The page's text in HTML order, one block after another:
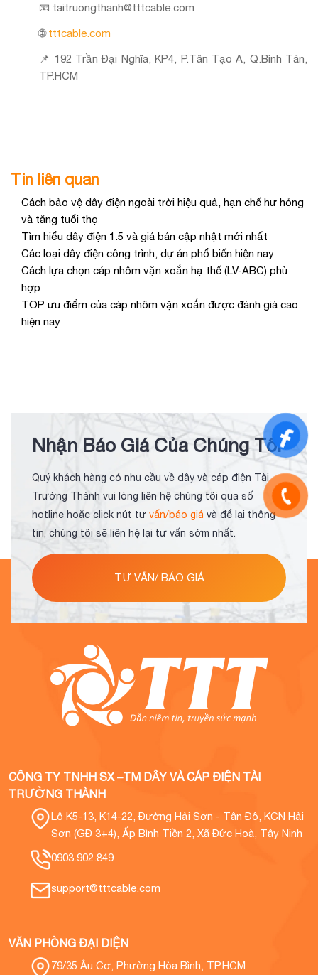
📧 taitruongthanh@tttcable.com
🌐tttcable.com
📌 192 Trần Đại Nghĩa, KP4, P.Tân Tạo A, Q.Bình Tân,
TP.HCM
Tin liên quan
Cách bảo vệ dây điện ngoài trời hiệu quả, hạn chế hư hỏng
và tăng tuổi thọ
Tìm hiểu dây điện 1.5 và giá bán cập nhật mới nhất
Các loại dây điện công trình, dự án phổ biến hiện nay
Cách lựa chọn cáp nhôm vặn xoắn hạ thế (LV-ABC) phù
hợp
TOP ưu điểm của cáp nhôm vặn xoắn được đánh giá cao
hiện nay
Nhận Báo Giá Của Chúng Tôi
Quý khách hàng có nhu cầu về dây và cáp điện Tài
Trường Thành vui lòng liên hệ chúng tôi qua số
hotline hoặc click nút tư vấn/báo giá và để lại thông
tin, chúng tôi sẽ liên hệ lại tư vấn sớm nhất.
TƯ VẤN/ BÁO GIÁ
CÔNG TY TNHH SX –TM DÂY VÀ CÁP ĐIỆN TÀI
TRƯỜNG THÀNH
Lô K5-13, K14-22, Đường Hải Sơn - Tân Đô, KCN Hải
Sơn (GĐ 3+4), Ấp Bình Tiền 2, Xã Đức Hoà, Tây Ninh
0903.902.849
support@tttcable.com
VĂN PHÒNG ĐẠI DIỆN
79/35 Âu Cơ, Phường Hòa Bình, TP.HCM